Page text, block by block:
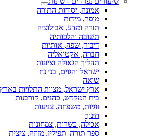
אמונה, יסודות התורה
מוסר, מידות
תורה ומדע, אבולוציה
תשובה והלכותיה
דיבור, שפה, אותיות
חברה, אקטואליה
תהליך הגאולה וציונות
ישראל והגוים, בני נח
שואה
ארץ ישראל, מצוות התלויות בארץ
בית המקדש, כהנים, קורבנות
זוגיות, משפחה, צניעות
חינוך
אכילה, כשרות, צמחונות
ספר תורה, תפילין, מזוזה, ציצית